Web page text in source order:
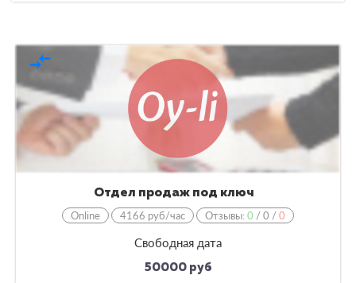
compare_arrows
Отдел продаж под ключ
Online
4166 руб/час Отзывы:0 /0 /0
Свободная дата
50000 руб